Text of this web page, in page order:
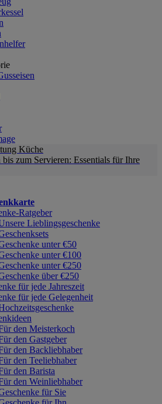
Küche
zum Servieren: Essentials für Ihre
Ratgeber
Lieblingsgeschenke
unter €50
unter €100
unter €250
über €250
für jede Jahreszeit
für jede Gelegenheit
den Meisterkoch
den Gastgeber
den Backliebhaber
den Teeliebhaber
den Barista
den Weinliebhaber
für Sie